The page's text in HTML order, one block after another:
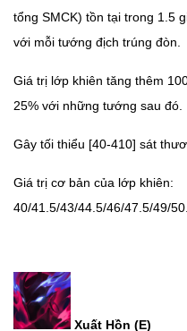
tổng SMCK) tồn tại trong 1.5
với mỗi tướng địch trúng đòn.
Giá trị lớp khiên tăng thêm
25% với những tướng sau đó.
Gây tối thiểu [40-410] sát
Giá trị cơ bản của lớp khiên:
40/41.5/43/44.5/46/47.5/49/
Xuất Hồn (E)